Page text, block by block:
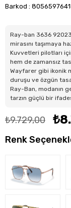
Barkod :
Ray-ban 3636
mirasını taşımaya
Kuvvetleri pilotları
hem de zamansız
Wayfarer gibi ikonik
duruşu ve özgün
Ray-Ban, modanın
tarzın güçlü bir
₺9.729,00
Renk